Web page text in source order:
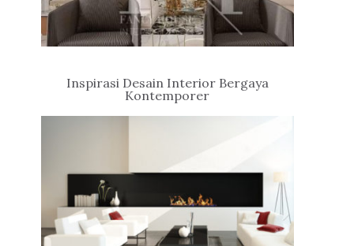
Inspirasi Desain Interior Bergaya
Kontemporer